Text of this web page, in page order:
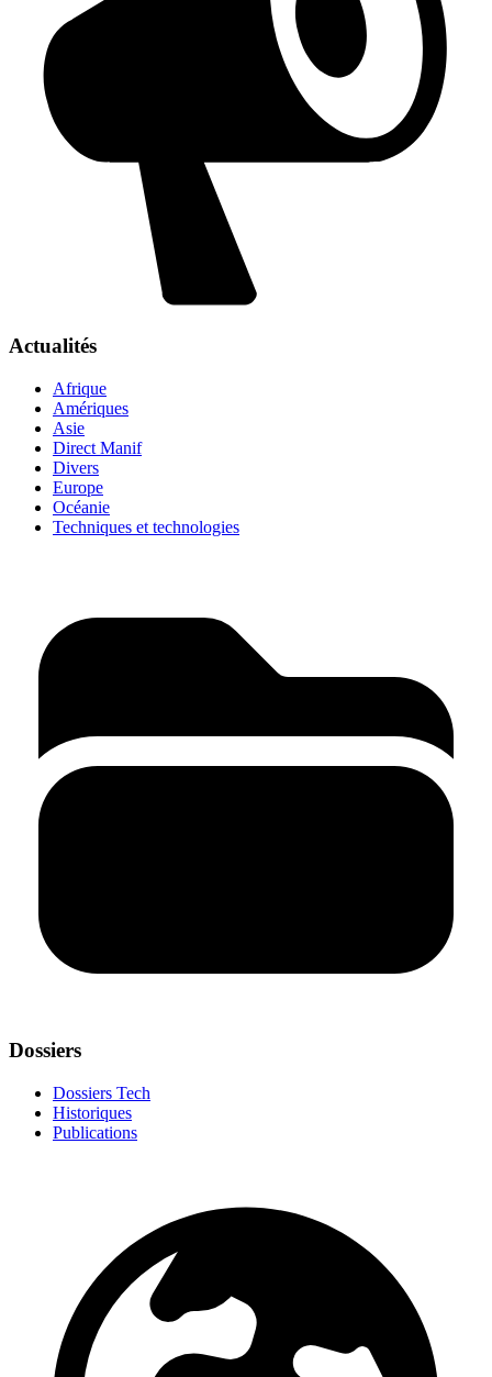
Actualités
Afrique
Amériques
Asie
Direct Manif
Divers
Europe
Océanie
Techniques et technologies
Dossiers
Dossiers Tech
Historiques
Publications